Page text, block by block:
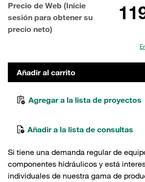
Precio de Web (Inicie
sesión para obtener su
precio neto)
Añadir al carrito
Agregar a la lista de proyectos
Añadir a la lista de consultas
Si tiene una demanda regular de
componentes hidráulicos y está
individuales de nuestra gama de